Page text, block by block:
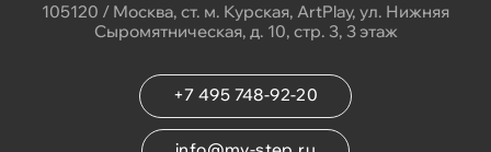
105120 / Москва, ст. м. Курская, ArtPlay, ул. Нижняя
Сыромятническая, д. 10, стр. 3, 3 этаж
+7 495 748-92-20